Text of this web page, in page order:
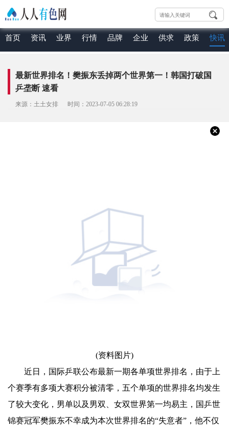
首页 资讯 业界 行情 品牌 企业 供求 政策 快讯
最新世界排名！樊振东丢掉两个世界第一！韩国打破国
乒垄断 速看
来源：土土女排 时间：2023-07-05 06:28:19
(资料图片)
近日，国际乒联公布最新一期各单项世界排名，由于上
个赛季有多项大赛积分被清零，五个单项的世界排名均发生
了较大变化，男单以及男双、女双世界第一均易主，国乒世
锦赛冠军樊振东不幸成为本次世界排名的“失意者”，他不仅